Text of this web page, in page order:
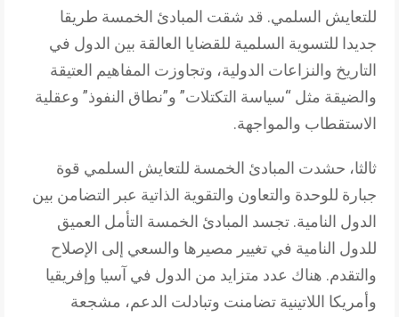
للتعايش السلمي. قد شقت المبادئ الخمسة طريقا
جديدا للتسوية السلمية للقضايا العالقة بين الدول في
التاريخ والنزاعات الدولية، وتجاوزت المفاهيم العتيقة
والضيقة مثل “سياسة التكتلات” و”نطاق النفوذ” وعقلية
الاستقطاب والمواجهة.
ثالثا، حشدت المبادئ الخمسة للتعايش السلمي قوة
جبارة للوحدة والتعاون والتقوية الذاتية عبر التضامن بين
الدول النامية. تجسد المبادئ الخمسة التأمل العميق
للدول النامية في تغيير مصيرها والسعي إلى الإصلاح
والتقدم. هناك عدد متزايد من الدول في آسيا وإفريقيا
وأمريكا اللاتينية تضامنت وتبادلت الدعم، مشجعة